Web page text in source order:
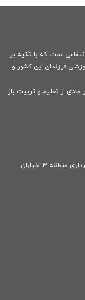
است که با تکیه بر
فرزندان این کشور و
از تعلیم و تربیت باز
نشانی: تهران، خیابان دکتر شریعتی، جنب شهرداری منطقه ۳، خیابان